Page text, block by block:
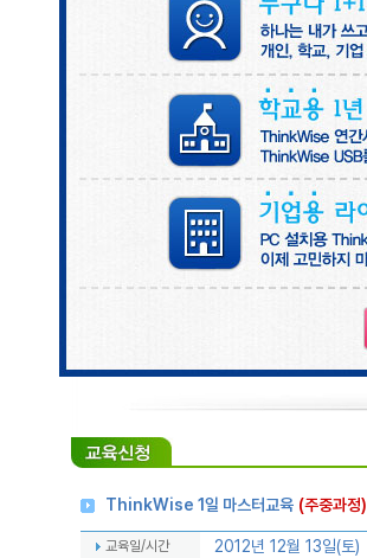
ThinkWise 1일 마스터교육 (주중과정)
교육일/시간 2012년 12월 13일(토)